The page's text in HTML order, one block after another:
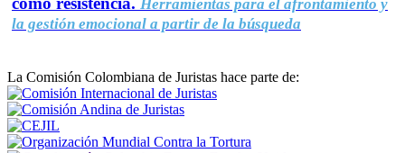
Herramientas para el afrontamiento y
la gestión emocional a partir de la búsqueda
La Comisión Colombiana de Juristas hace parte de: